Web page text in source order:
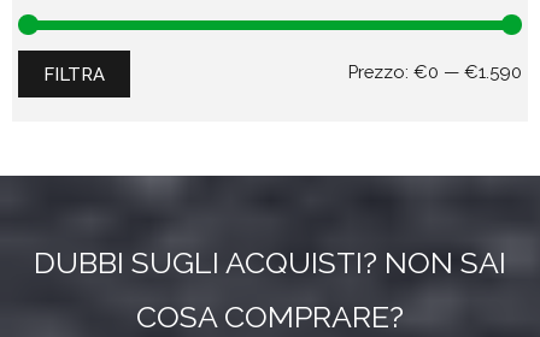
FILTRA Prezzo: €0 — €1.590
DUBBI SUGLI ACQUISTI? NON SAI
COSA COMPRARE?